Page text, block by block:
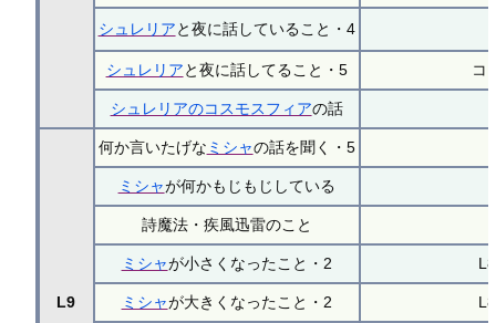
シュレリアと夜に話していること・4
シュレリアと夜に話してること・5 コ
シュレリアのコスモスフィアの話
L9
何か言いたげな ミシャの話を聞く・5
ミシャが何かもじもじしている
詩魔法・疾風迅雷のこと
ミシャが小さくなったこと・2
ミシャが大きくなったこと・2